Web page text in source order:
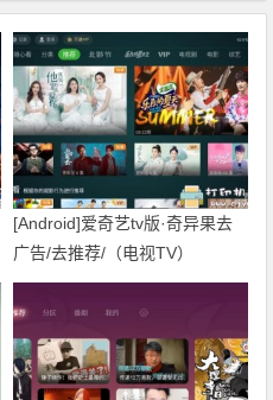
[Android]爱奇艺tv版·奇异果去
广告/去推荐/（电视TV）
v10.6.3